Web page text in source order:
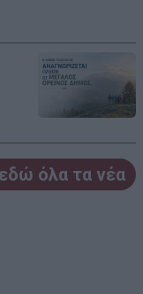
όλα τα νέα